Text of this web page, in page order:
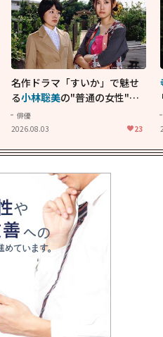
名作ドラマ「すいか」で魅せ
る小林聡美の"普通の女性"が
大人に刺さる...映画「かもめ
食堂」にも通じる静かな芝居
俳優
2026.08.03
23